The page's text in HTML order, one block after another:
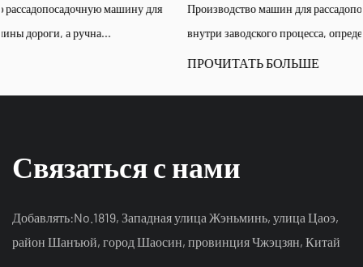
Производство машин для рассадопосадочных машин для овощей:
внутри заводского процесса, определяющего производитель...
Связаться с нами
Добавлять:No.1819, Западная улица Жэньминь, улица Цаоэ,
район Шанъюй, город Шаосин, провинция Чжэцзян, Китай